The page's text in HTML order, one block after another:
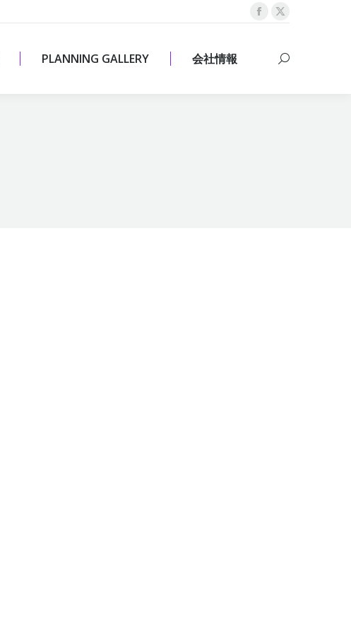
Facebook
opens
X
opens
PLANNING GALLERY 会社情報 Search:
PLANNING GALLERY 会社情報 Search: